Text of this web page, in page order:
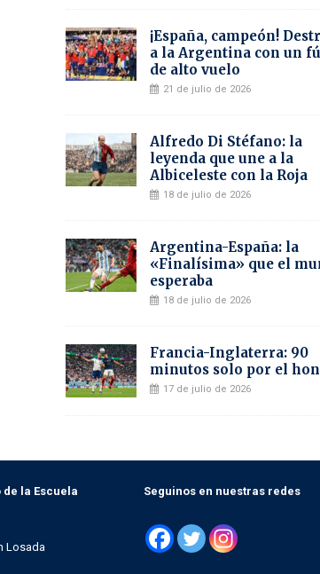
¡España, campeón!
a la Argentina con un
de alto vuelo
21 de julio de 2026
Alfredo Di Stéfano: la
leyenda que une a la
Albiceleste con la Roja
18 de julio de 2026
Argentina-España: la
«Finalísima» que el
esperaba
18 de julio de 2026
Francia-Inglaterra: 90
minutos solo por el
17 de julio de 2026
la Escuela
Losada
Seguinos en nuestras redes